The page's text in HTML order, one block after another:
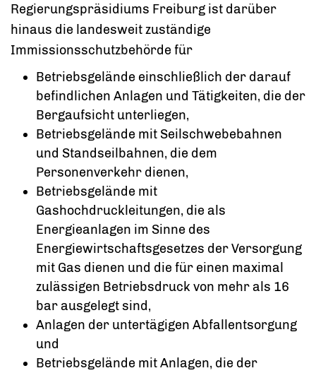
Regierungspräsidiums Freiburg ist darüber
hinaus die landesweit zuständige
Immissionsschutzbehörde für
Betriebsgelände einschließlich der darauf
befindlichen Anlagen und Tätigkeiten, die der
Bergaufsicht unterliegen,
Betriebsgelände mit Seilschwebebahnen
und Standseilbahnen, die dem
Personenverkehr dienen,
Betriebsgelände mit
Gashochdruckleitungen, die als
Energieanlagen im Sinne des
Energiewirtschaftsgesetzes der Versorgung
mit Gas dienen und die für einen maximal
zulässigen Betriebsdruck von mehr als 16
bar ausgelegt sind,
Anlagen der untertägigen Abfallentsorgung
und
Betriebsgelände mit Anlagen, die der